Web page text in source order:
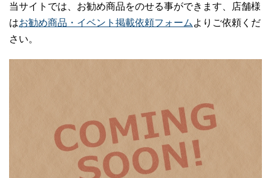
当サイトでは、お勧め商品をのせる事ができます、店舗様
はお勧め商品・イベント掲載依頼フォーム よりご依頼くだ
さい。